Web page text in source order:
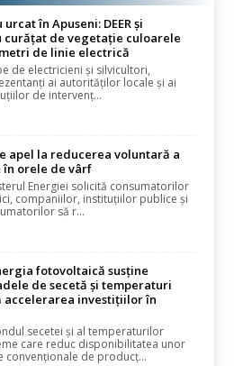
în Apuseni: DEER și
de vegetație culoarele
de linie electrică
de electricieni și silvicultori,
ai autorităților locale și ai
de intervenț...
apel la reducerea voluntară a
în orele de vârf
Energiei solicită consumatorilor
companiilor, instituțiilor publice și
să r...
fotovoltaică susține
de secetă și temperaturi
accelerarea investițiilor în
secetei și al temperaturilor
care reduc disponibilitatea unor
convenționale de producț...